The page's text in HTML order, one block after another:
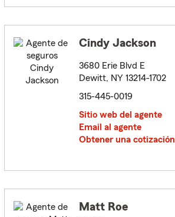
Cindy Jackson
3680 Erie Blvd E
Dewitt, NY 13214-1702
315-445-0019
Sitio web del agente
Email al agente
Obtener una cotización
Matt Roe